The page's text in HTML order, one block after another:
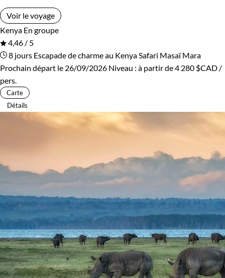
Voir le voyage
Kenya En groupe
4,46 / 5
8 jours Escapade de charme au Kenya Safari Masaï Mara
Prochain départ le 26/09/2026 Niveau : à partir de4 280 $CAD /
pers.
Carte
Détails